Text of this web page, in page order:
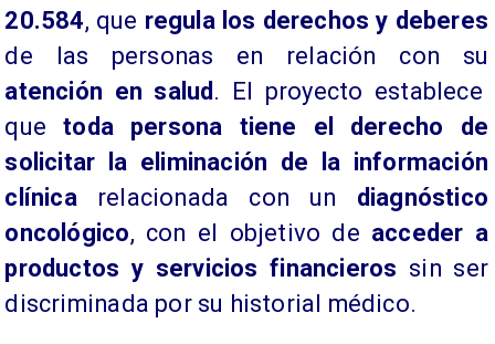
20.584, que regula los derechos y deberes
de las personas en relación con su
atención en salud . El proyecto establece
que toda persona tiene el derecho de
solicitar la eliminación de la información
clínica relacionada con un diagnóstico
oncológico, con el objetivo de acceder a
productos y servicios financieros sin ser
discriminada por su historial médico.